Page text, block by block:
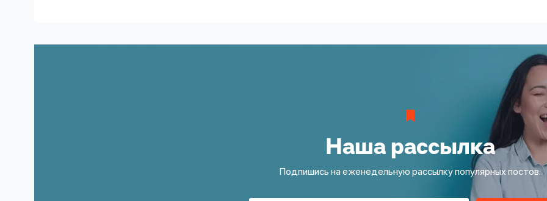
Наша рассылка
Подпишись на еженедельную рассылку популярных постов: